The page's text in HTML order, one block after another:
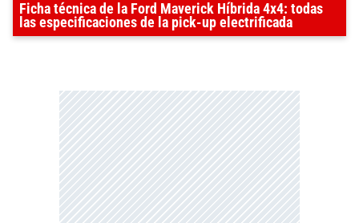
Ficha técnica de la Ford Maverick Híbrida 4x4: todas
las especificaciones de la pick-up electrificada